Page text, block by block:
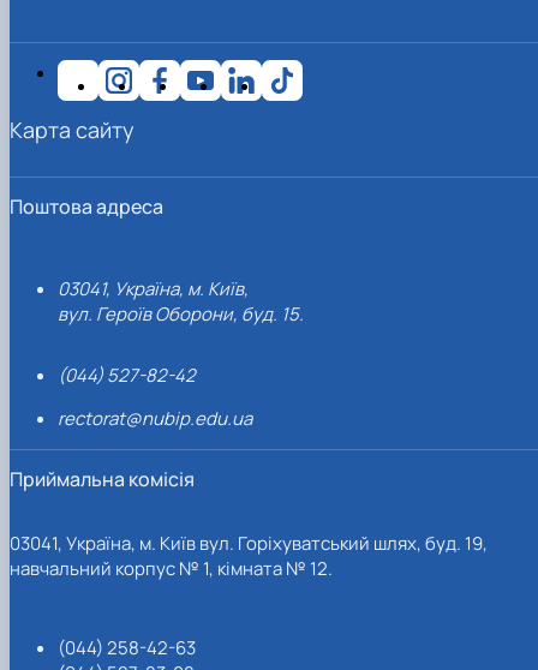
Поштова адреса
03041, Україна, м. Київ,
вул. Героїв Оборони, буд. 15.
(044) 527-82-42
rectorat@nubip.edu.ua
Приймальна комісія
03041, Україна, м. Київ вул. Горіхуватський шлях, буд. 19,
навчальний корпус № 1, кімната № 12.
(044) 258-42-63
Карта сайту